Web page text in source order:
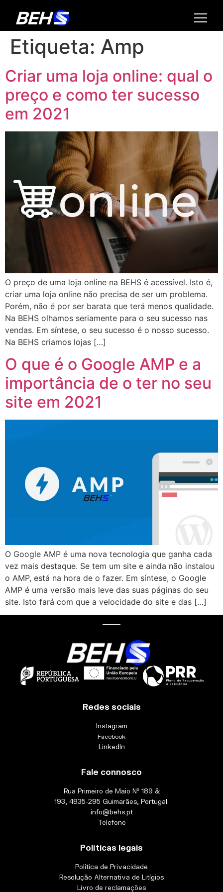
Etiqueta: Amp
Criar uma loja online: qual o
preço e como ter sucesso
em 2021
O preço de uma loja online na BEHS é acessível. Isto é,
criar uma loja online não precisa de ser um problema.
Porém, não é por ser barata que terá menos qualidade.
Na BEHS olhamos seriamente para o seu sucesso nas
vendas. Em síntese, o seu sucesso é o nosso sucesso.
Na BEHS criamos lojas […]
O que é o Google AMP e a
importância de o ter no seu
site em 2021
O Google AMP é uma nova tecnologia que ganha cada
vez mais destaque. Se tem um site e ainda não instalou
o AMP, está na hora de o fazer. Em síntese, o Google
AMP é uma versão mais leve das suas páginas do seu
site. Isto fará com que a velocidade do site e das […]
Redes sociais
Instagram
Facebook
LinkedIn
Fale connosco
Rua Primeiro de Maio Nº 189 &
193, 4835-295 Guimarães, Portugal.
info@behs.pt
Telefone
Políticas legais
Política de Privacidade
Resolução Alternativa de Litígios
Livro de reclamações